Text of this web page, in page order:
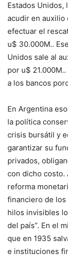
Estados Unidos,
acudir en auxilio
efectuar el
u$ 30.000M..
Unidos sale al
por u$
a los bancos
En Argentina
la política
crisis bursátil y
garantizar su
privados,
con dicho costo.
reforma
financiero de los
hilos invisibles
del país”. En el
que en 1935
e instituciones